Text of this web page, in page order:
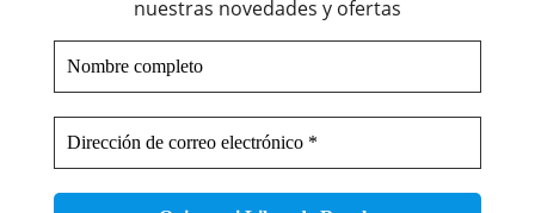
nuestras novedades y ofertas
completo
de
correo
electrónico